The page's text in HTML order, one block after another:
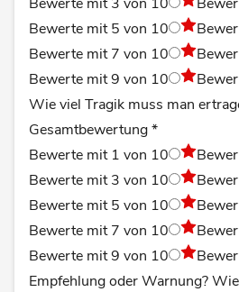
Bewerte mit 5 von 10
Bewerte mit 7 von 10
Bewerte mit 9 von 10
Wie viel Tragik muss man
Gesamtbewertung*
Bewerte mit 1 von 10
Bewerte mit 3 von 10
Bewerte mit 5 von 10
Bewerte mit 7 von 10
Bewerte mit 9 von 10
Empfehlung oder Warnung?